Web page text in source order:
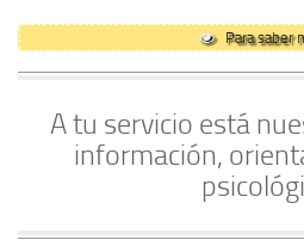
Para saber
A tu servicio está
información,